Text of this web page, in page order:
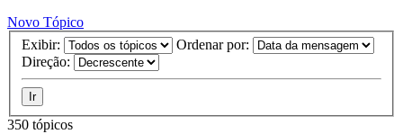
Novo Tópico
Exibir:
Ordenar por:
Direção:
350 tópicos